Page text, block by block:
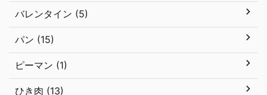
バレンタイン (5)
パン (15)
ピーマン (1)
ひき肉 (13)